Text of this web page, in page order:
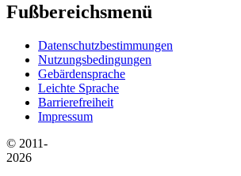
Fußbereichsmenü
Datenschutzbestimmungen
Nutzungsbedingungen
Gebärdensprache
Leichte Sprache
Barrierefreiheit
Impressum
© 2011-
2026